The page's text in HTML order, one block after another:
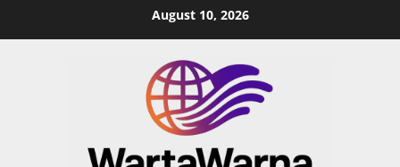
August 10, 2026